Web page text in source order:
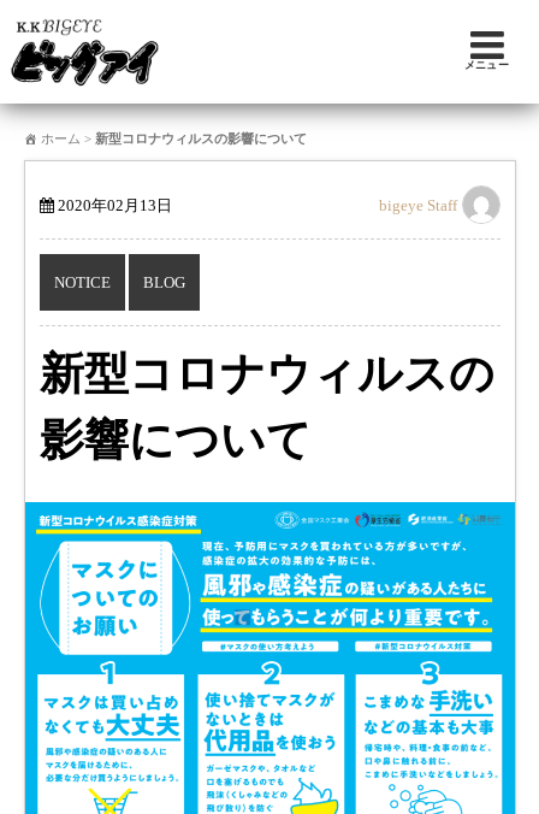
メニュー
ホーム > 新型コロナウィルスの影響について
2020年02月13日 bigeye Staff
NOTICE BLOG
新型コロナウィルスの
影響について